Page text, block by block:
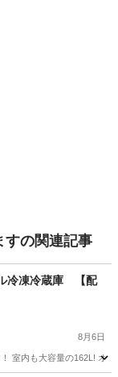
すの関連記事
冷凍冷蔵庫 【配
8月6日
室内も大容量の162L! オ